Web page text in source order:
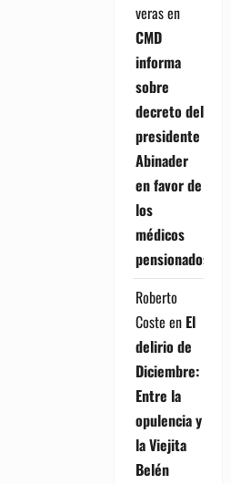
verasen
CMD
informa
sobre
decreto del
presidente
Abinader
en favor de
los
médicos
pensionados
Roberto
Coste en El
delirio de
Diciembre:
Entre la
opulencia y
la Viejita
Belén